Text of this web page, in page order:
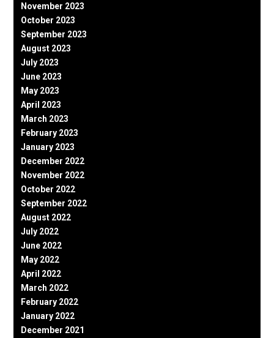
November 2023
October 2023
September 2023
August 2023
July 2023
June 2023
May 2023
April 2023
March 2023
February 2023
January 2023
December 2022
November 2022
October 2022
September 2022
August 2022
July 2022
June 2022
May 2022
April 2022
March 2022
February 2022
January 2022
December 2021